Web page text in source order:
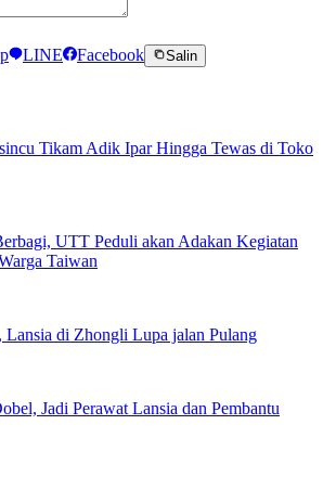
LINE Facebook Salin
Tikam Adik Ipar Hingga Tewas di Toko
UTT Peduli akan Adakan Kegiatan
Taiwan
Lansia di Zhongli Lupa jalan Pulang
Jadi Perawat Lansia dan Pembantu